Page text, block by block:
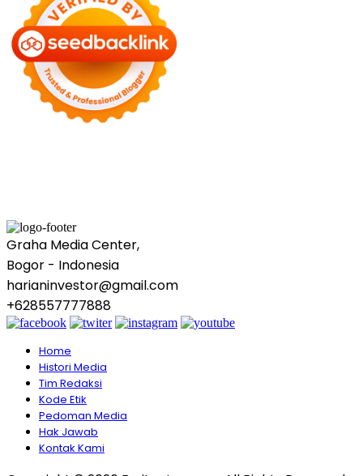
Graha Media Center,
Bogor - Indonesia
harianinvestor@gmail.com
+628557777888
Home
Histori Media
Tim Redaksi
Kode Etik
Pedoman Media
Hak Jawab
Kontak Kami